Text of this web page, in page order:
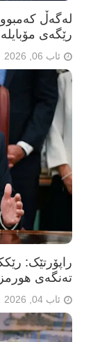
لەگەڵ
رێگەی مۆبایلەوە 50٪ کەمی
ئاب 06, 2026
راپۆرتێک:
تەنگەی
ئاب 04, 2026